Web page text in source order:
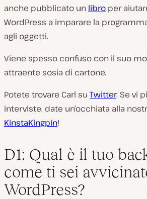
anche pubblicato un libro per
WordPress a imparare la
agli oggetti.
Viene spesso confuso con il suo
attraente sosia di cartone.
Potete trovare Carl su Twitter. Se vi
interviste, date un’occhiata alla
KinstaKingpin!
D1: Qual è il tuo
come ti sei
WordPress?